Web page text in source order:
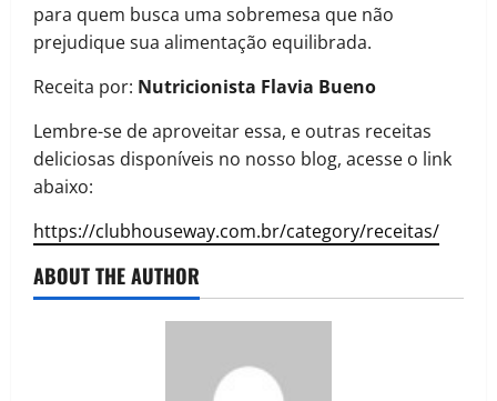
para quem busca uma sobremesa que não
prejudique sua alimentação equilibrada.
Receita por: Nutricionista Flavia Bueno
Lembre-se de aproveitar essa, e outras receitas
deliciosas disponíveis no nosso blog, acesse o link
abaixo:
https://clubhouseway.com.br/category/receitas/
ABOUT THE AUTHOR